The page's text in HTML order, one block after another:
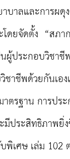
าลและการผดุ
โดยจัดตั้ง “สภ
ผู้ประกอบวิชา
าชีพด้วยกันเอ
ตรฐาน การป
มีประสิทธิภาพ
พิเศษ เล่ม